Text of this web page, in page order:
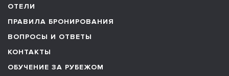
ОТЕЛИ
ПРАВИЛА БРОНИРОВАНИЯ
ВОПРОСЫ И ОТВЕТЫ
КОНТАКТЫ
ОБУЧЕНИЕ ЗА РУБЕЖОМ